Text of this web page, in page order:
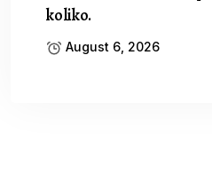
koliko.
August 6, 2026